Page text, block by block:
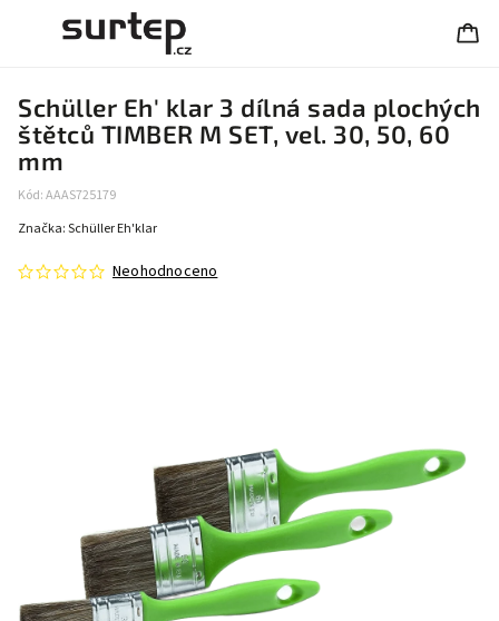
Schüller Eh' klar 3 dílná sada plochých
štětců TIMBER M SET, vel. 30, 50, 60
mm
Kód:AAAS725179
Neohodnoceno
Značka:Schüller Eh'klar